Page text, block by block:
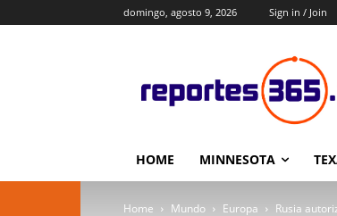
domingo, agosto 9, 2026 Sign in / Join
HOME MINNESOTA
Home Mundo Europa Rusia